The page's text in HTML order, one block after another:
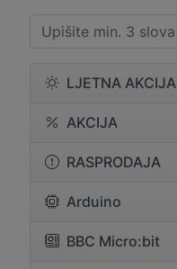
LJETNA AKCIJA
AKCIJA
RASPRODAJA
Arduino
BBC Micro:bit